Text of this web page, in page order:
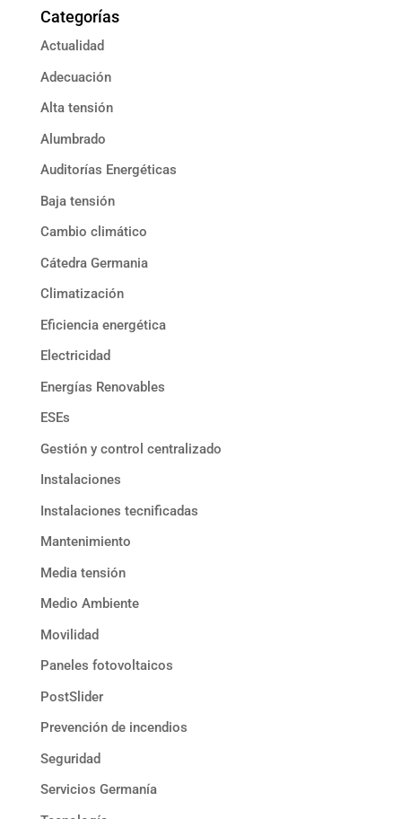
Categorías
Actualidad
Adecuación
Alta tensión
Alumbrado
Auditorías Energéticas
Baja tensión
Cambio climático
Cátedra Germania
Climatización
Eficiencia energética
Electricidad
Energías Renovables
ESEs
Gestión y control centralizado
Instalaciones
Instalaciones tecnificadas
Mantenimiento
Media tensión
Medio Ambiente
Movilidad
Paneles fotovoltaicos
PostSlider
Prevención de incendios
Seguridad
Servicios Germanía